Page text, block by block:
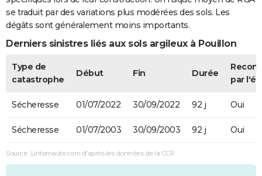
se traduit par des variations plus modérées des sols. Les
dégâts sont généralement moins importants.
Derniers sinistres liés aux sols argileux à Pouillon
Type de
catastrophe
Début Fin Durée
par
Sécheresse 01/07/2022 30/09/2022 92 j Oui
Sécheresse 01/07/2003 30/09/2003 92 j Oui
Source : Linternaute.com d'après les données de la CCR